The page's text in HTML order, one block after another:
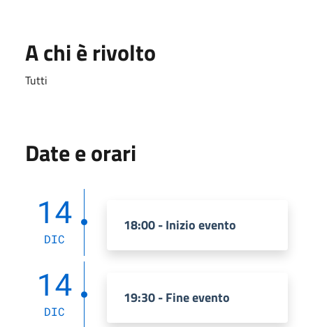
A chi è rivolto
Tutti
Date e orari
14
DIC
18:00 - Inizio evento
14
DIC
19:30 - Fine evento